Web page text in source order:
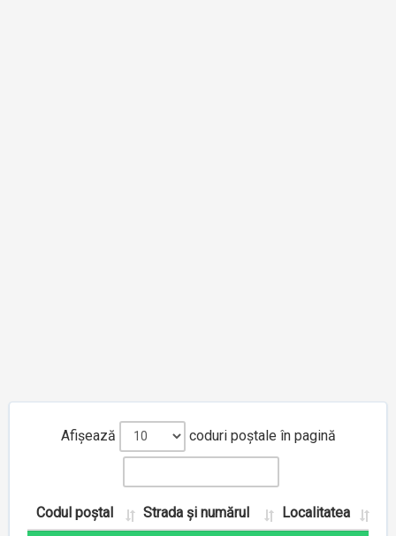
Afișează coduri poștale în pagină
Codul poștal Strada și numărul Localitatea